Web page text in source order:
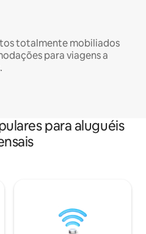
totalmente mobiliados
para viagens a
para aluguéis